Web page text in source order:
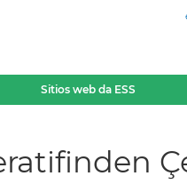
Sitios web da ESS